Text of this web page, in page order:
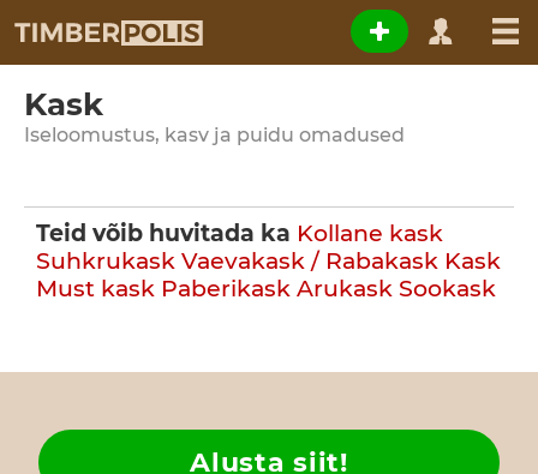
Kask
Iseloomustus, kasv ja puidu omadused
Teid võib huvitada ka Kollane kask
Suhkrukask Vaevakask / Rabakask Kask
Must kask Paberikask Arukask Sookask
Alusta siit!